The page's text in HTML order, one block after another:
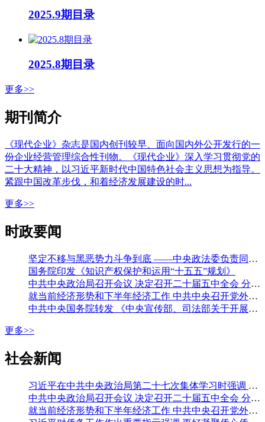
2025.9期目录
2025.8期目录
更多>>
期刊简介
《现代企业》杂志是国内创刊较早、面向国内外公开发行的一
份企业经营管理综合性刊物。《现代企业》深入学习贯彻党的
二十大精神，以习近平新时代中国特色社会主义思想为指导。
紧跟中国改革步伐，和着经济发展建设的时...
更多>>
时政要闻
坚定不移与黑恶势力斗争到底 ——中央政法委负责同志就开展深化扫黑除恶专项斗争有关问题答记者问
国务院印发《知识产权保护和运用“十五五”规划》
中共中央政治局召开会议 决定召开二十届五中全会 分析研究当前经济形势和经济工作 中共中央总书记习近平主持会议
就当前经济形势和下半年经济工作 中共中央召开党外人士座谈会 习近平主持并发表重要讲话 李强通报有关情况 王沪宁蔡奇丁薛祥出席
中共中央国务院转发 《中央宣传部、司法部关于开展法治宣传教育的第九个五年规划（二〇二六—二〇三〇年）》
更多>>
社会新闻
习近平在中共中央政治局第二十七次集体学习时强调 强化政治引领 深化创新发展 高质量推进国防和军队现代化
中共中央政治局召开会议 决定召开二十届五中全会 分析研究当前经济形势和经济工作 中共中央总书记习近平主持会议
就当前经济形势和下半年经济工作 中共中央召开党外人士座谈会 习近平主持并发表重要讲话 李强通报有关情况 王沪宁蔡奇丁薛祥出席